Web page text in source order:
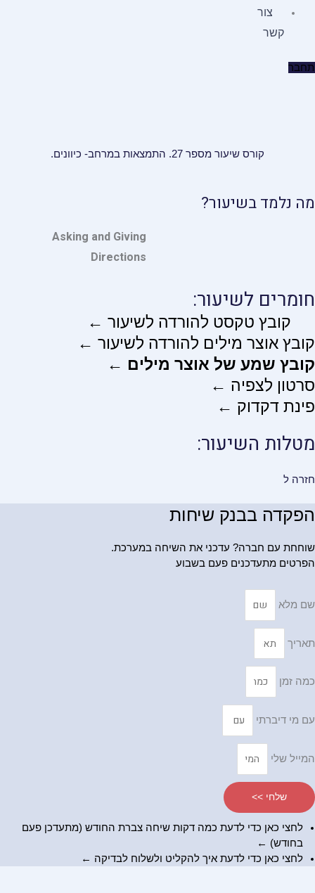
צור
קשר
קורס שיעור מספר 27. התמצאות במרחב- כיוונים.
מה נלמד בשיעור?
Asking and Giving
Directions
חומרים לשיעור:
קובץ טקסט להורדה לשיעור ←
קובץ אוצר מילים להורדה לשיעור ←
קובץ שמע של אוצר מילים ←
סרטון לצפיה ←
פינת דקדוק ←
מטלות השיעור:
חזרה ל
הפקדה בבנק שיחות
שוחחת עם חברה? עדכני את השיחה במערכת.
הפרטים מתעדכנים פעם בשבוע
שם מלא
תאריך
כמה זמן
עם מי דיברתי
המייל שלי
שלחי >>
לחצי כאן כדי לדעת כמה דקות שיחה צברת החודש (מתעדכן פעם
בחודש) ←
לחצי כאן כדי לדעת איך להקליט ולשלוח לבדיקה ←